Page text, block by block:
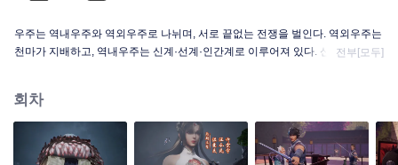
우주는 역내우주와 역외우주로 나뉘며, 서로 끝없는 전쟁을 벌인다. 역외우주는
천마가 지배하고, 역내우주는 신계·선계·인간계로 이루어져 있다. 신계의 지배
숨을 잃고, 만세윤회의 저주까지 받는다. 가족과 부하를 잃고, 나라를 빼앗겼으
며, 가장 아끼던 제자 영하천존마저 등을 돌린다. 이후 그는 윤회할 때마다 멸문
을 당하다가 마지막 생에서 담운으로 환생한다. 망월진 담가의 도련님 담운은
혼례 당일 약혼녀의 불륜을 목격하고 죽음 직전까지 몰리면서 전생의 기억을 각
전부[모두]
회차